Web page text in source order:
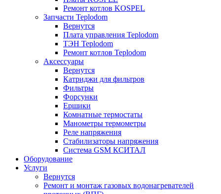
Ремонт котлов KOSPEL
Запчасти Teplodom
Вернутся
Плата управления Teplodom
ТЭН Teplodom
Ремонт котлов Teplodom
Аксессуары
Вернутся
Катриджи для фильтров
Фильтры
Форсунки
Ершики
Комнатные термостаты
Манометры термометры
Реле напряжения
Стабилизаторы напряжения
Система GSM КСИТАЛ
Оборудование
Услуги
Вернутся
Ремонт и монтаж газовых водонагревателей